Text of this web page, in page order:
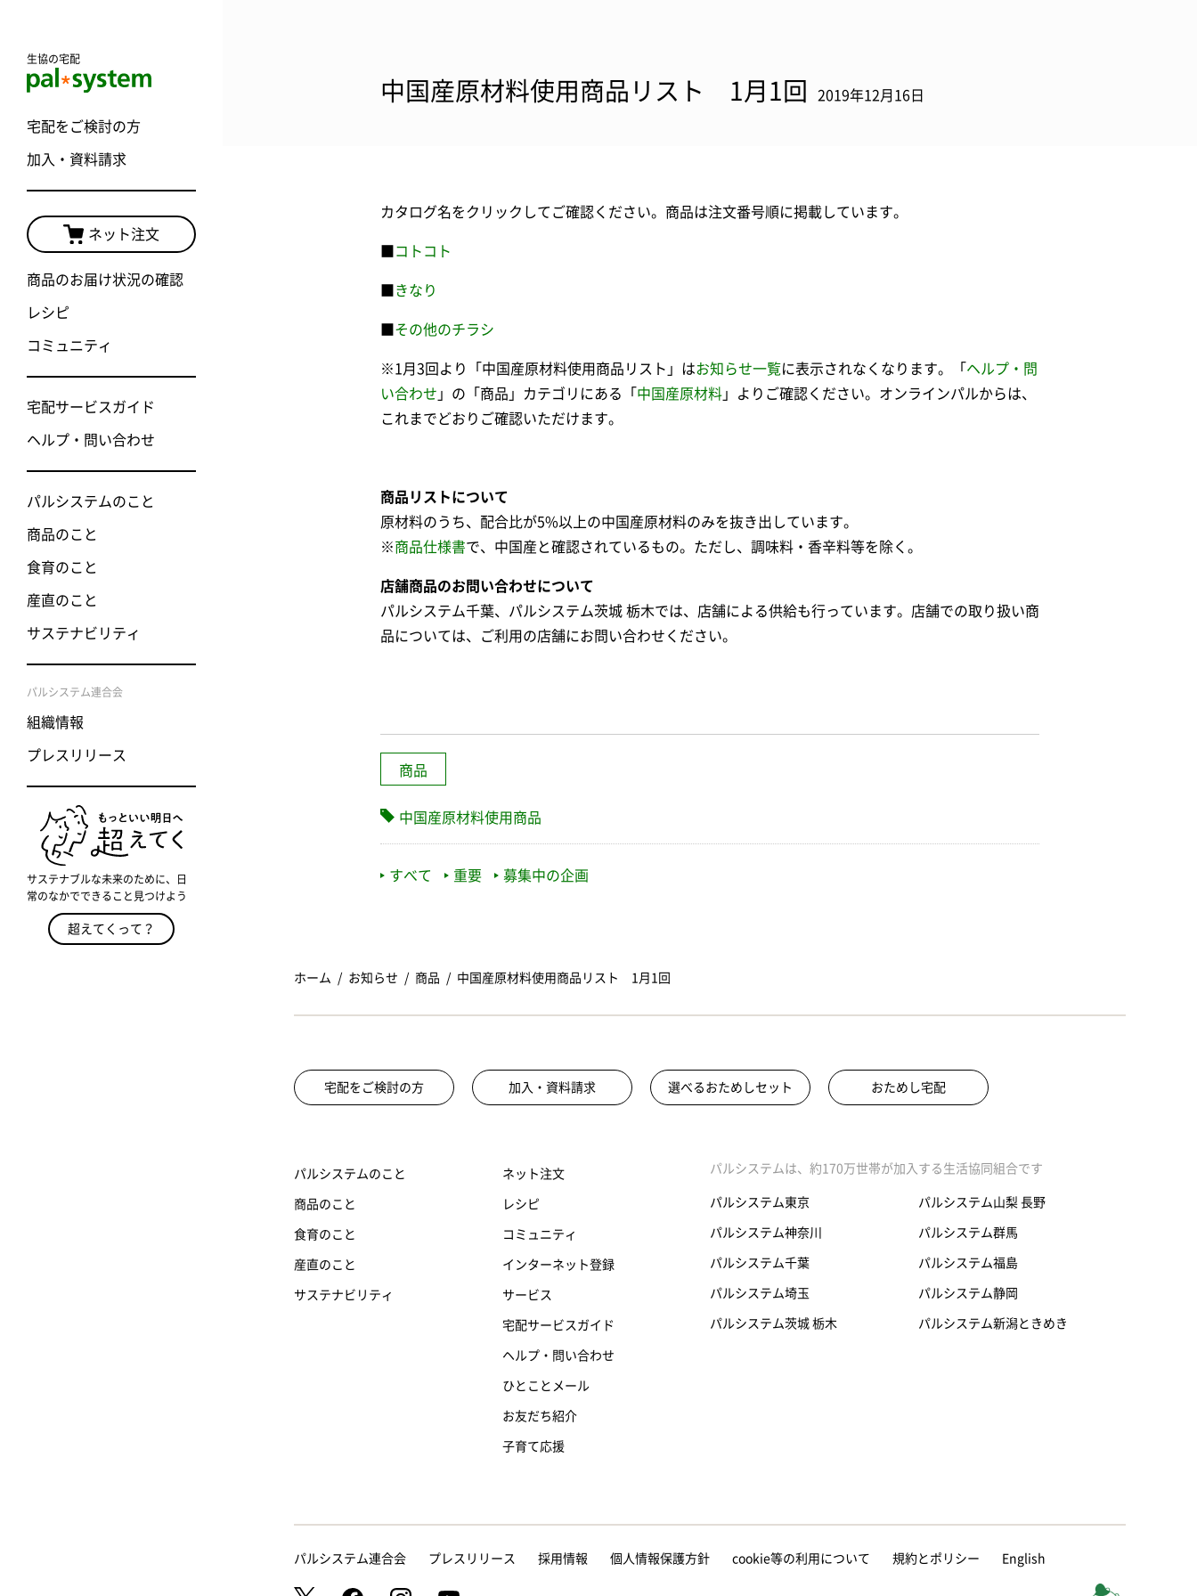
生協の宅配
宅配をご検討の方
加入・資料請求
ネット注文
商品のお届け状況の確認
レシピ
コミュニティ
宅配サービスガイド
ヘルプ・問い合わせ
パルシステムのこと
商品のこと
食育のこと
産直のこと
サステナビリティ
パルシステム連合会
組織情報
プレスリリース
サステナブルな未来のために、日
常のなかでできること見つけよう
超えてくって？
中国産原材料使用商品リスト 1月1回 2019年12月16日
カタログ名をクリックしてご確認ください。商品は注文番号順に掲載しています。
コトコト
きなり
その他のチラシ
※1月3回より「中国産原材料使用商品リスト」はお知らせ一覧に表示されなくなります。「 ヘルプ・問
い合わせ 」の「商品」カテゴリにある「 中国産原材料 」よりご確認ください。オンラインパルからは、
これまでどおりご確認いただけます。
商品リストについて
原材料のうち、配合比が5%以上の中国産原材料のみを抜き出しています。
※商品仕様書で、中国産と確認されているもの。ただし、調味料・香辛料等を除く。
店舗商品のお問い合わせについて
パルシステム千葉、パルシステム茨城 栃木では、店舗による供給も行っています。店舗での取り扱い商
品については、ご利用の店舗にお問い合わせください。
商品
中国産原材料使用商品
すべて 重要 募集中の企画
ホーム お知らせ 商品 中国産原材料使用商品リスト 1月1回
宅配をご検討の方 加入・資料請求 選べるおためしセット おためし宅配
パルシステムのこと
商品のこと
食育のこと
産直のこと
サステナビリティ
ネット注文
レシピ
コミュニティ
インターネット登録
サービス
宅配サービスガイド
ヘルプ・問い合わせ
ひとことメール
お友だち紹介
子育て応援
パルシステムは、約170万世帯が加入する生活協同組合です
パルシステム東京
パルシステム神奈川
パルシステム千葉
パルシステム埼玉
パルシステム茨城 栃木
パルシステム山梨 長野
パルシステム群馬
パルシステム福島
パルシステム静岡
パルシステム新潟ときめき
パルシステム連合会 プレスリリース 採用情報 個人情報保護方針 cookie等の利用について 規約とポリシー English